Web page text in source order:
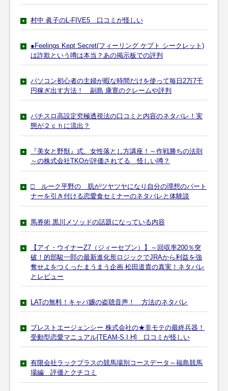
村中 眞子のL-FIVE5 口コミが怪しい
●Feelings Kept Secret(フィーリング ケプト シークレット)
は詐欺という噂は本当？あの掲示板での評判
パソコン初心者の主婦が暇な時間だけを使って毎日2万7千
円稼ぎ出す方法！ 副島 康寛のクレームや評判
パチスロ高設定究極透視法の口コミと内容のネタバレ！実
態が２ｃｈに流出？
『美女と野獣』式、女性落とし方講座！～作戦勝ちの法則
～の株式会社TKOが評価されてる 怪しい噂？
□ ルーク平野の 肌がツヤツヤになり自分の理想のパート
ナーを引き付ける恋愛食セミナーのネタバレと体験談
馬券術 黒川メソッドの話題になっている内容
【アイ・ウイナーZ7（ジィーセブン）】～回収率200％突
破！的部駿一郎の最新進化形ロジックでJRAから利益を強
奪せよをつくったまうまう企画 松田道貴の真実！ネタバレ
とレビュー
LATの無料！キャバ嬢の盗聴音声！ 方法のネタバレ
プレストエージェンシー 株式会社の★非モテの最終兵器！
受動型恋愛マニュアル[TEAM-S.I.H] 口コミが怪しい
有限会社ラックプラスの競馬場別コースデータ～福島競馬
場編 評価とクチコミ